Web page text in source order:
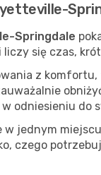
Springdale
się czas,
z
odniesieniu do
jednym
czego